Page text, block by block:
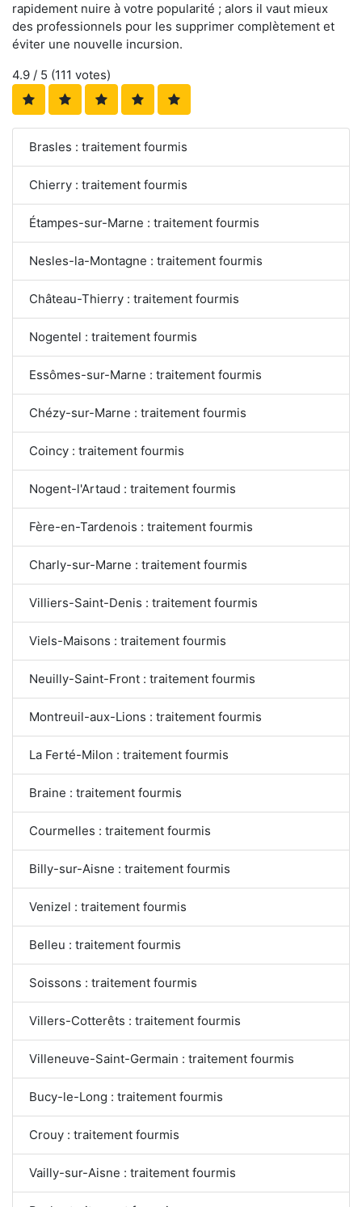
rapidement nuire à votre popularité ; alors il vaut mieux
des professionnels pour les supprimer complètement et
éviter une nouvelle incursion.
4.9 / 5 (111 votes)
Brasles : traitement fourmis
Chierry : traitement fourmis
Étampes-sur-Marne : traitement fourmis
Nesles-la-Montagne : traitement fourmis
Château-Thierry : traitement fourmis
Nogentel : traitement fourmis
Essômes-sur-Marne : traitement fourmis
Chézy-sur-Marne : traitement fourmis
Coincy : traitement fourmis
Nogent-l'Artaud : traitement fourmis
Fère-en-Tardenois : traitement fourmis
Charly-sur-Marne : traitement fourmis
Villiers-Saint-Denis : traitement fourmis
Viels-Maisons : traitement fourmis
Neuilly-Saint-Front : traitement fourmis
Montreuil-aux-Lions : traitement fourmis
La Ferté-Milon : traitement fourmis
Braine : traitement fourmis
Courmelles : traitement fourmis
Billy-sur-Aisne : traitement fourmis
Venizel : traitement fourmis
Belleu : traitement fourmis
Soissons : traitement fourmis
Villers-Cotterêts : traitement fourmis
Villeneuve-Saint-Germain : traitement fourmis
Bucy-le-Long : traitement fourmis
Crouy : traitement fourmis
Vailly-sur-Aisne : traitement fourmis